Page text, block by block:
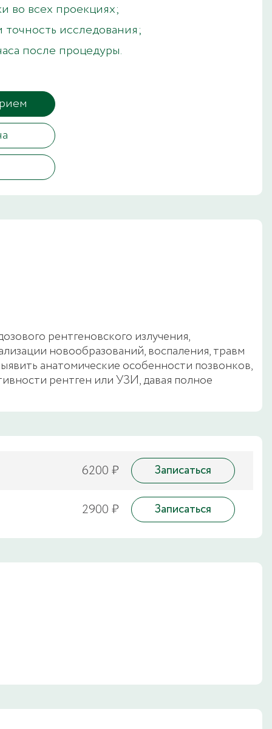
во всех проекциях;
исследования;
после процедуры.
рентгеновского излучения,
новообразований, воспаления, травм
анатомические особенности позвонков,
рентген или УЗИ, давая полное
6200 ₽ Записаться
2900 ₽ Записаться